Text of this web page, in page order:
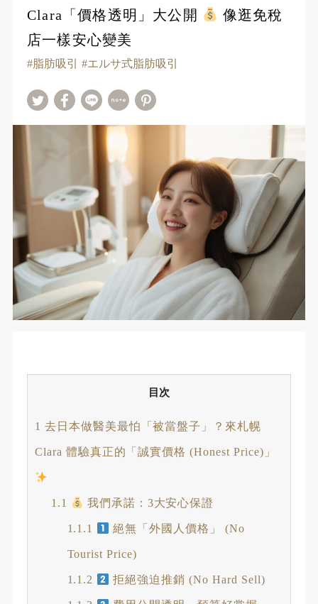
Clara「價格透明」大公開
像逛免稅
店一樣安心變美
脂肪吸引 エルサ式脂肪吸引
目次
1 去日本做醫美最怕「被當盤子」？來札幌
Clara 體驗真正的「誠實價格 (Honest Price)」
1.1 我們承諾：3大安心保證
1.1.1 絕無「外國人價格」 (No
Tourist Price)
1.1.2 拒絕強迫推銷 (No Hard Sell)